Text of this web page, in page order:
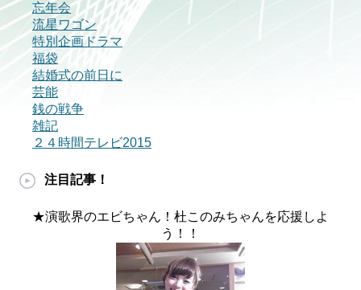
忘年会
流星ワゴン
特別企画ドラマ
福袋
結婚式の前日に
芸能
銭の戦争
雑記
２４時間テレビ2015
注目記事！
★演歌界のエビちゃん！杜このみちゃんを応援しよ
う！！